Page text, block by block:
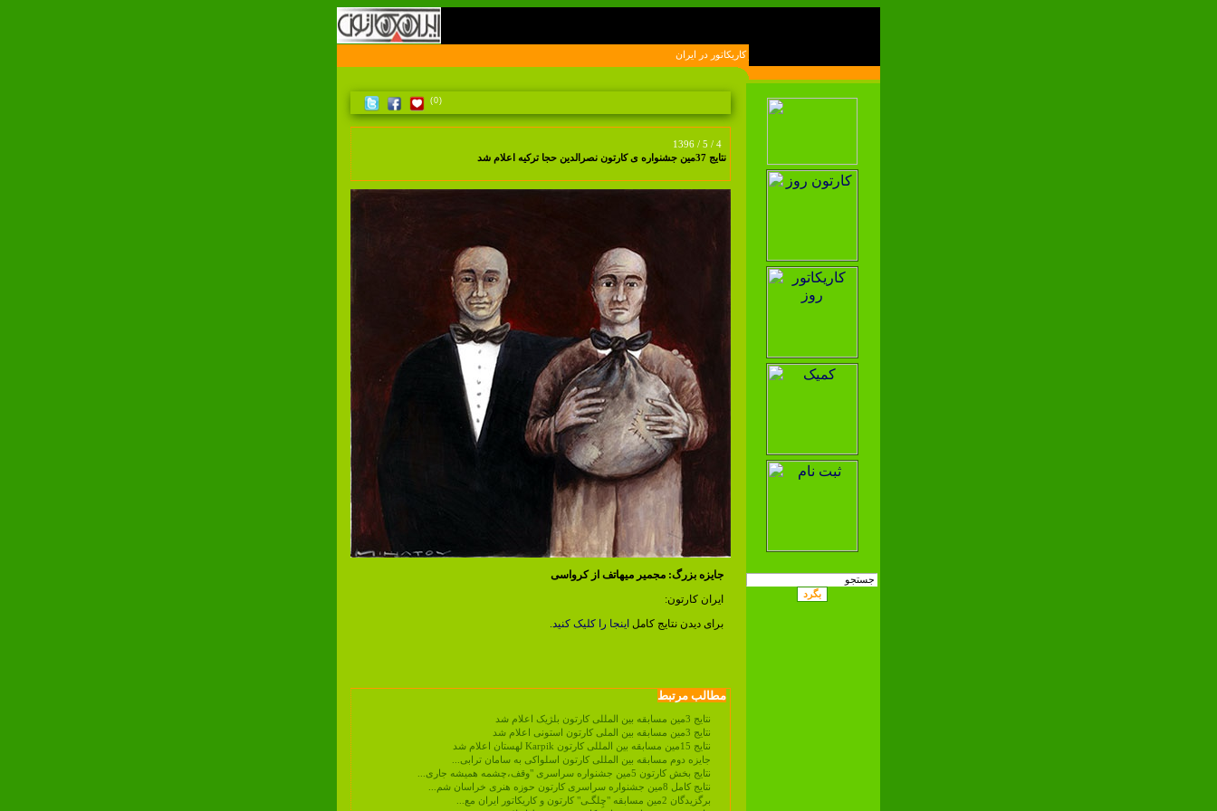
اولين سايت مرجع کارتون و کاريکاتور در ايران
(0)
1396 / 5 / 4
نتایج 37مین جشنواره ی کارتون نصرالدین حجا ترکیه اعلام شد
جایزه بزرگ: مجمیر میهاتف از کرواسی
ایران کارتون:
برای دیدن نتایج کاملاینجا را کلیک کنید.
مطالب مرتبط
نتایج 3مین مسابقه بین المللی کارتون بلژیک اعلام شد
نتایج 3مین مسابقه بین الملی کارتون استونی اعلام شد
نتایج 15مین مسابقه بین المللی کارتون Karpik لهستان اعلام شد
جایزه دوم مسابقه بین المللی کارتون اسلواکی به سامان ترابی...
نتایج بخش کارتون 5مین جشنواره سراسری "وقف،چشمه همیشه جاری...
نتایج کامل 8مین جشنواره سراسری کارتون حوزه هنری خراسان شم...
برگزیدگان 2مین مسابقه "چِلگـی" کارتون و کاریکاتور ایران مع...